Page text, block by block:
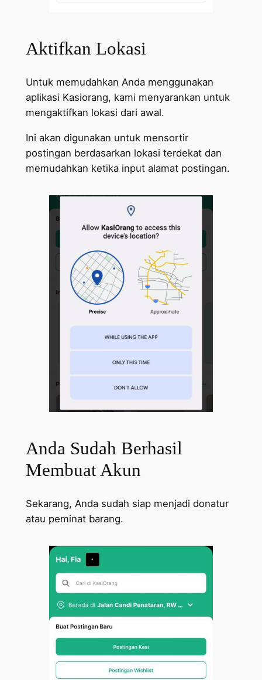
Aktifkan Lokasi
Untuk memudahkan Anda menggunakan
aplikasi Kasiorang, kami menyarankan untuk
mengaktifkan lokasi dari awal.
Ini akan digunakan untuk mensortir
postingan berdasarkan lokasi terdekat dan
memudahkan ketika input alamat postingan.
Anda Sudah Berhasil
Membuat Akun
Sekarang, Anda sudah siap menjadi donatur
atau peminat barang.